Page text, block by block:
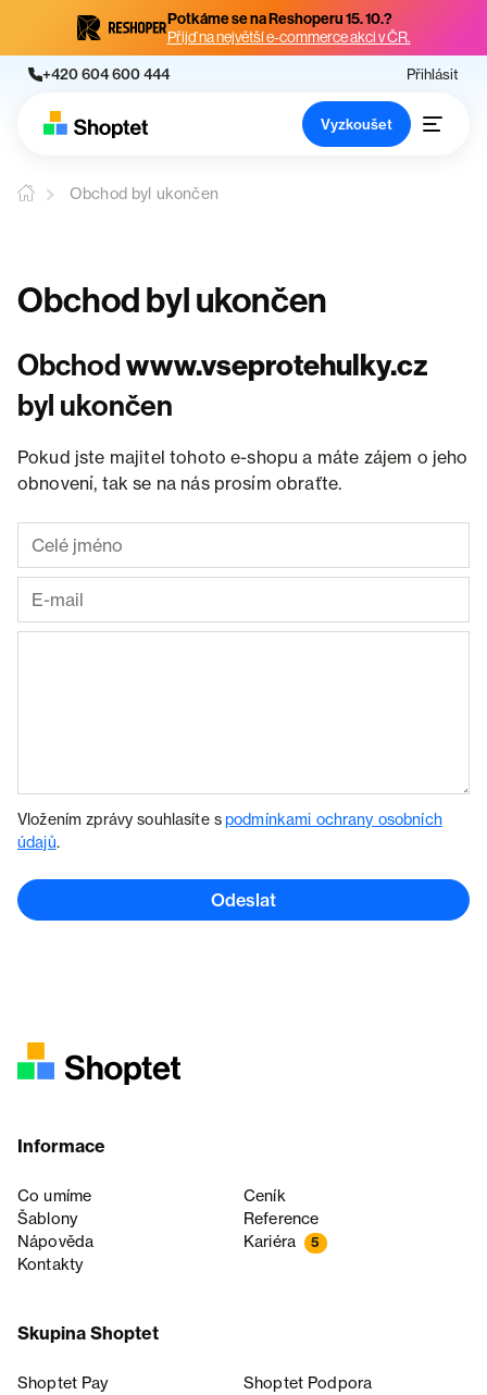
Potkáme se na Reshoperu 15. 10.?
Přijď na největší e-commerce akci v ČR.
+420 604 600 444 Přihlásit
Vyzkoušet
Obchod byl ukončen
Obchod byl ukončen
Obchodwww.vseprotehulky.cz
byl ukončen
Pokud jste majitel tohoto e-shopu a máte zájem o jeho
obnovení, tak se na nás prosím obraťte.
Vložením zprávy souhlasíte spodmínkami ochrany osobních
údajů.
Odeslat
Informace
Co umíme
Ceník
Šablony
Reference
Nápověda
Kariéra 5
Kontakty
Skupina Shoptet
Shoptet Pay
Shoptet Podpora